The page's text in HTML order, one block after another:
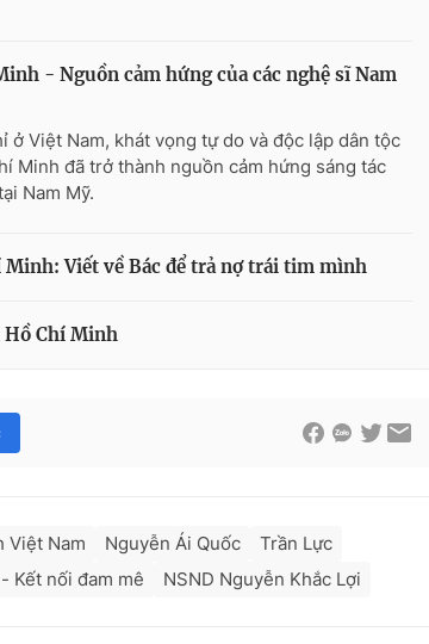
- Nguồn cảm hứng của các nghệ sĩ Nam
ở Việt Nam, khát vọng tự do và độc lập dân tộc
Minh đã trở thành nguồn cảm hứng sáng tác
Nam Mỹ.
Viết về Bác để trả nợ trái tim mình
Hồ Chí Minh
Việt Nam Nguyễn Ái Quốc
Trần Lực
Kết nối đam mê NSND Nguyễn Khắc Lợi